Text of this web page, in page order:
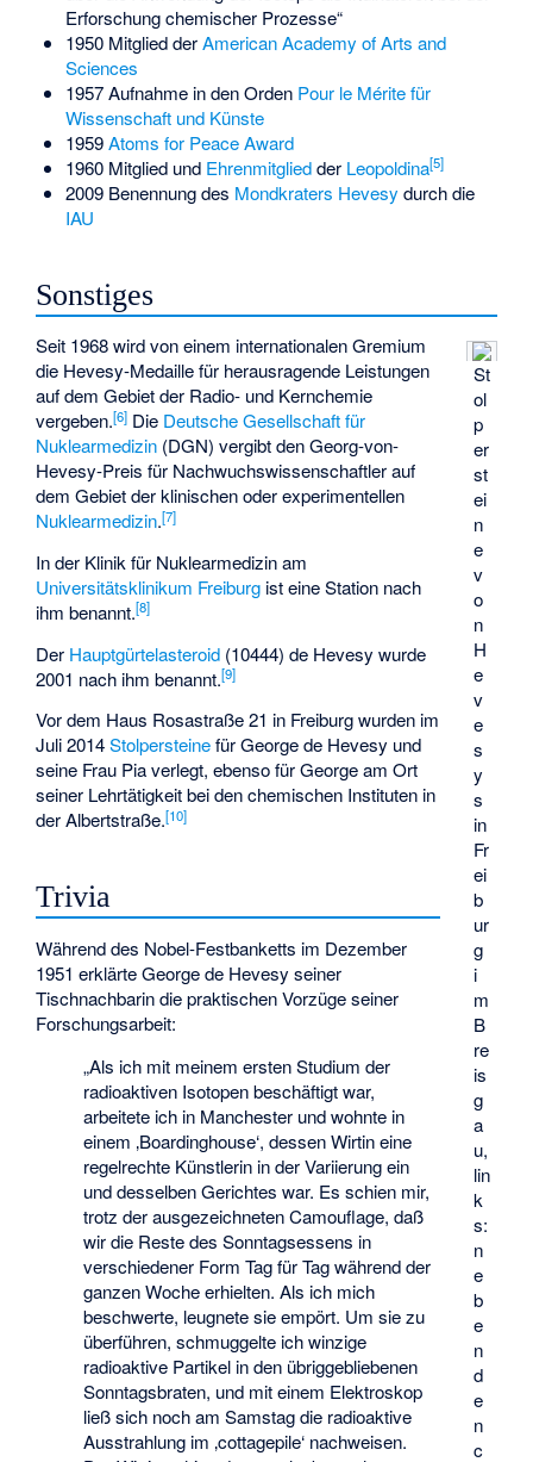
Erforschung chemischer Prozesse“
1950 Mitglied derAmerican Academy of Arts and
Sciences
1957 Aufnahme in den Orden Pour le Mérite für
Wissenschaft und Künste
1959Atoms for Peace Award
1960 Mitglied und Ehrenmitgliedder Leopoldina[5]
2009 Benennung des Mondkraters Hevesy durch die
IAU
Sonstiges
St
ol
p
er
st
ei
n
e
v
o
n
H
e
v
e
s
y
s
in
Fr
ei
b
ur
g
i
m
B
re
is
g
a
u,
lin
k
s:
n
e
b
e
n
d
e
n
c
Seit 1968 wird von einem internationalen Gremium
die Hevesy-Medaille für herausragende Leistungen
auf dem Gebiet der Radio- und Kernchemie
vergeben.[6] Die Deutsche Gesellschaft für
Nuklearmedizin (DGN) vergibt den Georg-von-
Hevesy-Preis für Nachwuchswissenschaftler auf
dem Gebiet der klinischen oder experimentellen
Nuklearmedizin.[7]
In der Klinik für Nuklearmedizin am
Universitätsklinikum Freiburg ist eine Station nach
ihm benannt.[8]
Der Hauptgürtelasteroid (10444) de Hevesy wurde
2001 nach ihm benannt.[9]
Vor dem Haus Rosastraße 21 in Freiburg wurden im
Juli 2014Stolpersteinefür George de Hevesy und
seine Frau Pia verlegt, ebenso für George am Ort
seiner Lehrtätigkeit bei den chemischen Instituten in
der Albertstraße.[10]
Trivia
Während des Nobel-Festbanketts im Dezember
1951 erklärte George de Hevesy seiner
Tischnachbarin die praktischen Vorzüge seiner
Forschungsarbeit:
„Als ich mit meinem ersten Studium der
radioaktiven Isotopen beschäftigt war,
arbeitete ich in Manchester und wohnte in
einem ‚Boardinghouse‘, dessen Wirtin eine
regelrechte Künstlerin in der Variierung ein
und desselben Gerichtes war. Es schien mir,
trotz der ausgezeichneten Camouflage, daß
wir die Reste des Sonntagsessens in
verschiedener Form Tag für Tag während der
ganzen Woche erhielten. Als ich mich
beschwerte, leugnete sie empört. Um sie zu
überführen, schmuggelte ich winzige
radioaktive Partikel in den übriggebliebenen
Sonntagsbraten, und mit einem Elektroskop
ließ sich noch am Samstag die radioaktive
Ausstrahlung im ‚cottagepile‘ nachweisen.